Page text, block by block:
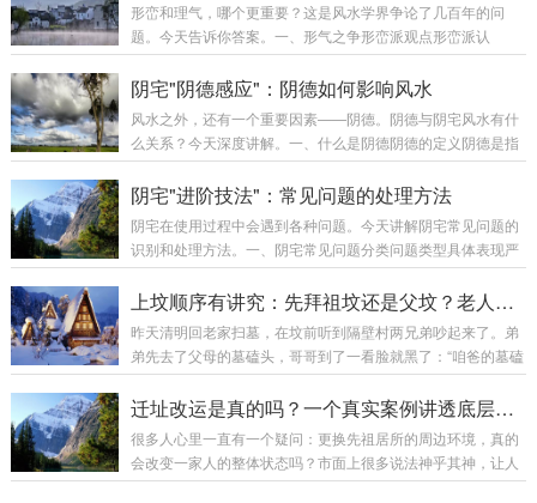
不稳定原则二：多代观察阴宅的影响需要多代观察，不能只看
一代。观察代数：至少观察三代最好观察五代以上观察家族整
要排除的因素：个人努力程度时代机遇社会环境教育水...
形峦和理气，哪个更重要？这是风水学界争论了几百年的问
题。今天告诉你答案。一、形气之争形峦派观点形峦派认
为：“峦头为体，理气为用。”核心观点：峦头是根本，没有好
峦头，理气再好也无用只要峦头好，即使理气一般，也能有不
为主，峦头为辅。”核心观点：理气决定吉凶，峦头只是辅助只
要理气好，即使峦头一般，也能有好的效果峦头只是理气的载
可。”核心观点：形峦和理气同等重要，缺一不可形峦...
阴宅"阴德感应"：阴德如何影响风水
风水之外，还有一个重要因素——阴德。阴德与阴宅风水有什
么关系？今天深度讲解。一、什么是阴德阴德的定义阴德是指
在暗中行善、不图回报的德行。阴德的特征：不为人知的善行
不求回报的付出积德行善的行为对祖先和后代的福报阴德与阳
阴德暗中行善，无名回报荫及子孙二、阴德如何影响阴宅阴德
是风水的催化剂阴德不能替代风水，但可以增强风水效果。阴
无好效果受限无一般效果一般阴德的积累方式祖先积阴...
阴宅"进阶技法"：常见问题的处理方法
阴宅在使用过程中会遇到各种问题。今天讲解阴宅常见问题的
识别和处理方法。一、阴宅常见问题分类问题类型具体表现严
重程度结构问题墓碑倾斜、裂缝中等环境问题杂草丛生、水浸
视情况气场问题气场下降、异象较重周边问题新建建筑、道路
问题一：墓碑倾斜原因：地基不稳水土流失年久失修处理方
法：扶正墓碑加固地基解决水土流失问题问题二：墓碑裂缝原
大裂缝：更换墓碑定期检查维护问题三：墓碑字迹模糊原...
上坟顺序有讲究：先拜祖坟还是父坟？老人说拜错损三代福运，真不是迷信
昨天清明回老家扫墓，在坟前听到隔壁村两兄弟吵起来了。弟
弟先去了父母的墓磕头，哥哥到了一看脸就黑了：“咱爸的墓磕
完了？祖坟还没去呢！”弟弟觉得哥哥小题大做：“爸妈近，肯
定先拜爸妈啊，祖坟又跑不掉。”哥哥急得跺脚：“你懂什么！
人不欢而散。这个问题我相信很多人心里都有疑惑：先拜祖坟
还是先拜父坟？老人说的"拜错损三代"到底是真有其事，还是
迁址改运是真的吗？一个真实案例讲透底层逻辑
很多人心里一直有一个疑问：更换先祖居所的周边环境，真的
会改变一家人的整体状态吗？市面上很多说法神乎其神，让人
分不清是玄学还是规律。环境塑造气场，气场影响人心，人心